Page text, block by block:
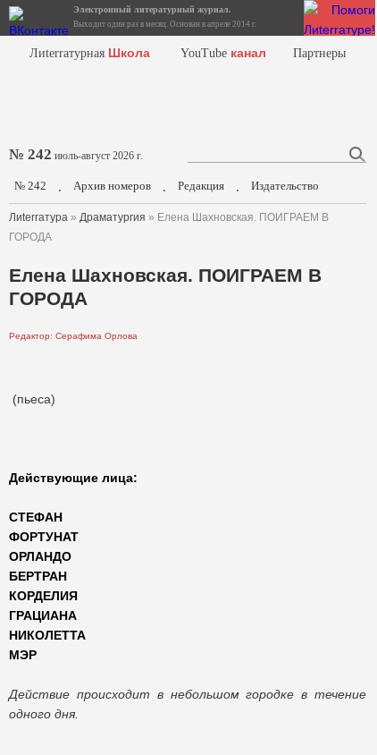
Электронный литературный журнал.
Выходит один раз в месяц. Основан в апреле 2014 г.
Лиterraтурная Школа YouTube канал Партнеры
№ 242 июль-август 2026 г.
№ 242 . Архив номеров . Редакция . Издательство
Лиterraтура » Драматургия » Елена Шахновская. ПОИГРАЕМ В
ГОРОДА
Елена Шахновская. ПОИГРАЕМ В
ГОРОДА
Редактор: Серафима Орлова
(пьеса)
Действующие лица:
СТЕФАН
ФОРТУНАТ
ОРЛАНДО
БЕРТРАН
КОРДЕЛИЯ
ГРАЦИАНА
НИКОЛЕТТА
МЭР
Действие происходит в небольшом городке в течение
одного дня.